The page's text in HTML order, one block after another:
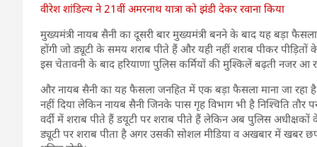
वीरेश शांडिल्य ने 21वीं अमरनाथ यात्रा को झंडी देकर रवाना किया
मुख्यमंत्री नायब सैनी का दूसरी बार मुख्यमंत्री बनने के बाद यह बड़ा
होंगी जो ड्यूटी के समय शराब पीते हैं और यही नहीं शराब पीकर
इस चेतावनी के बाद हरियाणा पुलिस कर्मियों की मुश्किलें बढ़ती नजर आ
और नायब सैनी का यह फैसला जनहित में एक बड़ा फैसला माना जा रहा
नहीं दिया लेकिन नायब सैनी जिनके पास गृह विभाग भी है निश्चिति
वर्दी में शराब पीते हैं डयूटी पर शराब पीते हैं लेकिन अब पुलिस
ड्यूटी पर शराब पीता है अगर उसकी सोशल मीडिया व अखबार में खबर